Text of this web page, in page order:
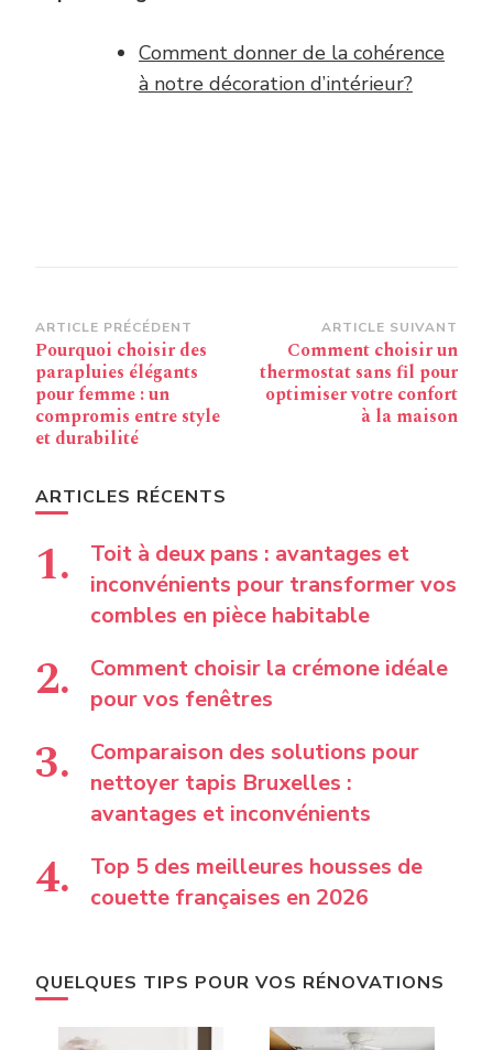
Comment donner de la cohérence
à notre décoration d’intérieur?
Navigation
d’article
ARTICLE PRÉCÉDENT
Pourquoi choisir des
parapluies élégants
pour femme : un
compromis entre style
et durabilité
ARTICLE SUIVANT
Comment choisir un
thermostat sans fil pour
optimiser votre confort
à la maison
ARTICLES RÉCENTS
Toit à deux pans : avantages et
inconvénients pour transformer vos
combles en pièce habitable
Comment choisir la crémone idéale
pour vos fenêtres
Comparaison des solutions pour
nettoyer tapis Bruxelles :
avantages et inconvénients
Top 5 des meilleures housses de
couette françaises en 2026
QUELQUES TIPS POUR VOS RÉNOVATIONS